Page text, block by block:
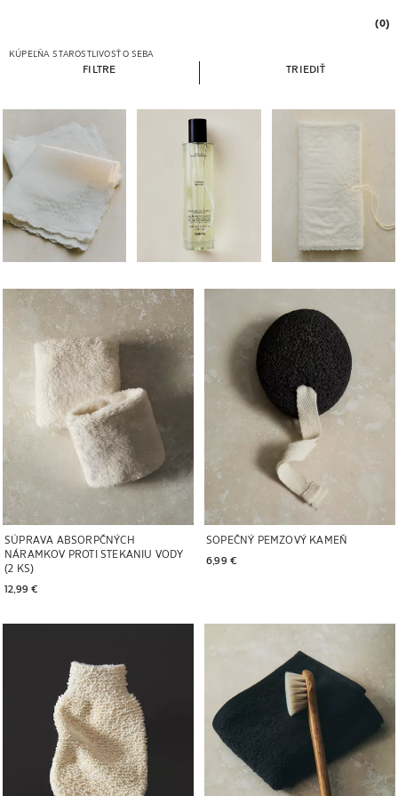
(0)
KÚPEĽŇA STAROSTLIVOSŤ O SEBA
FILTRE TRIEDIŤ
Obrázok zmenený na 1 z 5Obrázok zmenený na 1 z 5Obrázok zmenený na 1
SÚPRAVA ABSORPČNÝCH
NÁRAMKOV PROTI STEKANIU VODY
(2 KS)
12,99 €
Obrázok zmenený na 1 z 5
SOPEČNÝ PEMZOVÝ KAMEŇ
6,99 €
Obrázok zmenený na 1 z 6
Obrázok zmenený na 1 z 5 Obrázok zmenený na 1 z 6